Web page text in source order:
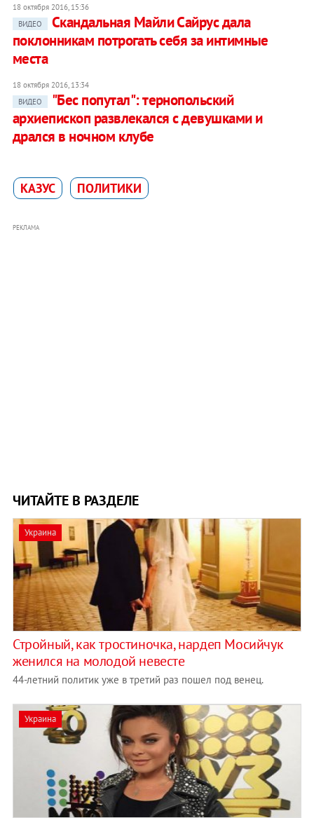
18 октября 2016, 15:36
ВИДЕО
Скандальная Майли Сайрус дала
поклонникам потрогать себя за интимные
места
18 октября 2016, 13:34
ВИДЕО
"Бес попутал": тернопольский
архиепископ развлекался с девушками и
дрался в ночном клубе
КАЗУС ПОЛИТИКИ
РЕКЛАМА
ЧИТАЙТЕ В РАЗДЕЛЕ
Украина
Стройный, как тростиночка, нардеп Мосийчук
женился на молодой невесте
44-летний политик уже в третий раз пошел под венец.
Украина